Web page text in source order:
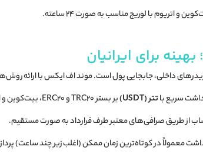
و اتریوم با لوریج مناسب به صورت ۲۴ ساعته.
برای ایرانیان
داخلی، جابجایی پول است. موند اف ایکس با ارائه
سریع باتتر (USDT)
بر بستر TRC20 و ERC20، بیت‌کوین و اتریوم.
از طریق صرافی‌های معتبر طرف قرارداد به صورت مستقیم.
معمولاً در کوتاه‌ترین زمان ممکن (اغلب زیر چند ساعت)